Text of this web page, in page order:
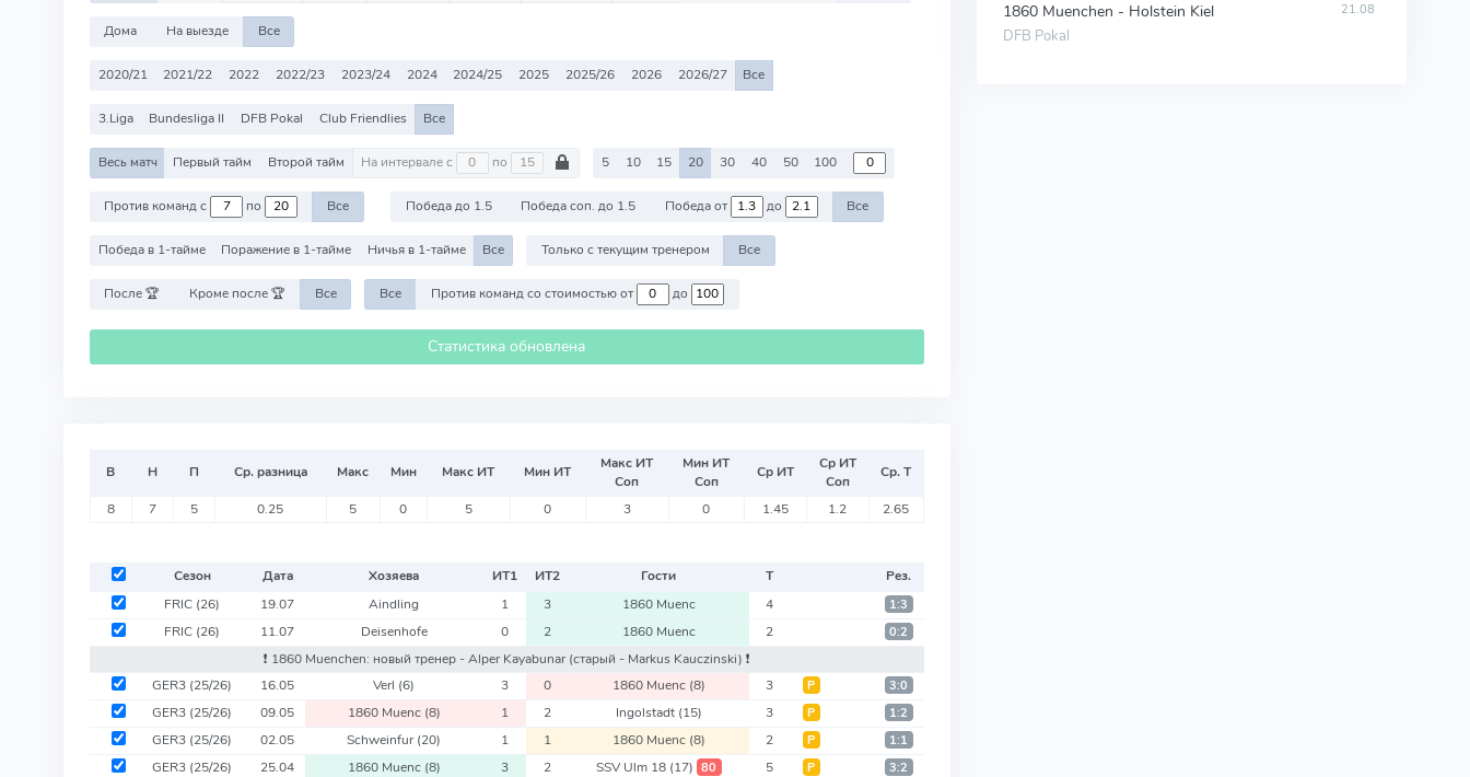
Дома На выезде Все
2020/21 2021/22 2022 2022/23 2023/24 2024 2024/25 2025 2025/26 2026 2026/27 Все
3.Liga Bundesliga II DFB Pokal Club Friendlies Все
Весь матч Первый тайм Второй тайм На интервале с по 5 10 15 20 30 40 50 100
Против команд с по Все Победа до 1.5 Победа соп. до 1.5 Победа от до Все
Победа в 1-тайме Поражение в 1-тайме Ничья в 1-тайме Все Только с текущим тренером Все
После 🏆 Кроме после 🏆 Все Все Против команд со стоимостью от до
Статистика обновлена
В Н П Ср. разница Макс Мин Макс ИТ Мин ИТ
Макс ИТ
Соп
Мин ИТ
Соп
Ср ИТ
Ср ИТ
Соп
Ср. Т
8 7 5 0.25 5 0 5 0 3 0 1.45 1.2 2.65
Сезон Дата Хозяева ИТ1 ИТ2 Гости Т
Рез.
FRIC (26) 19.07 Aindling 1 3 1860 Muenc 4 1:3
FRIC (26) 11.07 Deisenhofe 0 2 1860 Muenc 2 0:2
❗️ 1860 Muenchen: новый тренер - Alper Kayabunar(старый - Markus Kauczinski) ❗️
GER3 (25/26) 16.05 Verl (6) 3 0 1860 Muenc (8) 3 Р 3:0
GER3 (25/26) 09.05 1860 Muenc (8) 1 2 Ingolstadt (15) 3 Р 1:2
GER3 (25/26) 02.05 Schweinfur(20) 1 1 1860 Muenc (8) 2 Р 1:1
GER3 (25/26) 25.04 1860 Muenc (8) 3 2 SSV Ulm 18 (17) 80 5 Р 3:2
1860 Muenchen - Holstein Kiel
DFB Pokal
21.08